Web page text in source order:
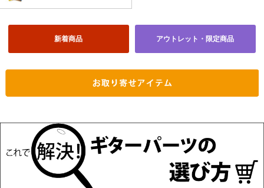
新着商品 アウトレット・限定商品